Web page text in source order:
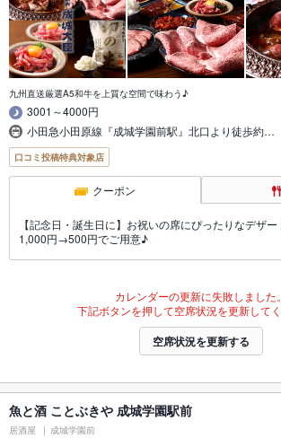
九州直送厳選A5和牛を上質な空間で味わう♪
3001～4000円
小田急小田原線『成城学園前駅』北口より徒歩約…
口コミ投稿特典対象店
クーポン
【記念日・誕生日に】お祝いの席にぴったりなデザー
1,000円→500円でご用意♪
カレンダーの更新に失敗しました。
下記ボタンを押して空席状況を更新してく
空席状況を更新する
魚と酒 ことぶきや 成城学園駅前
居酒屋 成城学園前